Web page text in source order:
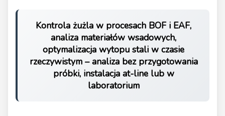
Kontrola żużla w procesach BOF i EAF,
analiza materiałów wsadowych,
optymalizacja wytopu stali w czasie
rzeczywistym – analiza bez przygotowania
próbki, instalacja at-line lub w
laboratorium